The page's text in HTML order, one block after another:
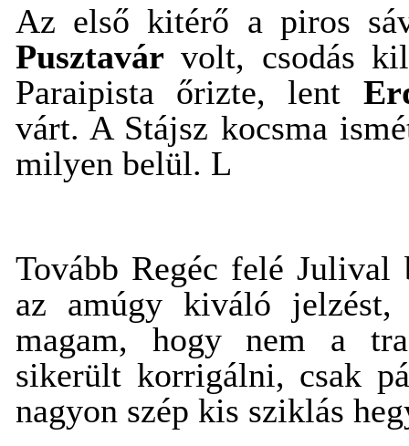
Az első kitérő a piros
Pusztavár volt, csodás
Paraipista őrizte, lent
várt. A Stájsz kocsma
milyen belül. L
Tovább Regéc felé Julival
az amúgy kiváló jelzést,
magam, hogy nem a
sikerült korrigálni, csak
nagyon szép kis sziklás